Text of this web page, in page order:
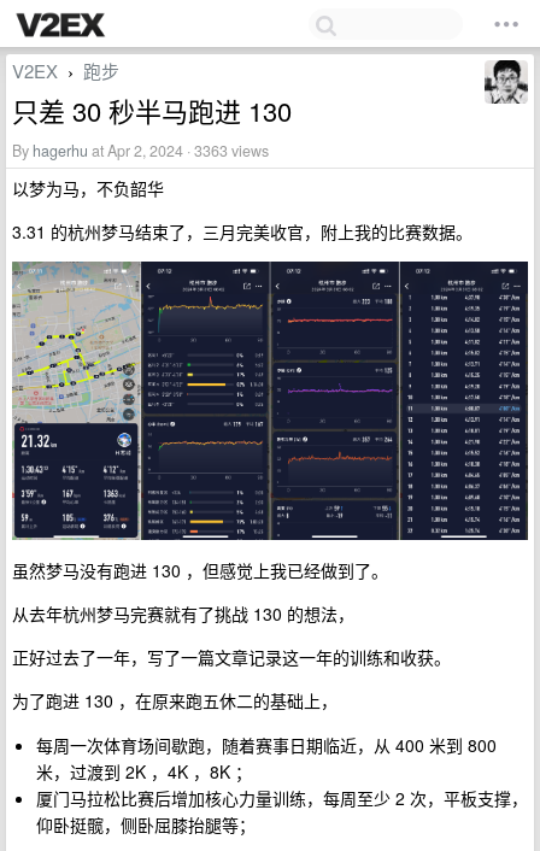
V2EX › 跑步
只差 30 秒半马跑进 130
By hagerhu at Apr 2, 2024 · 3363 views
以梦为马，不负韶华
3.31 的杭州梦马结束了，三月完美收官，附上我的比赛数据。
虽然梦马没有跑进 130 ，但感觉上我已经做到了。
从去年杭州梦马完赛就有了挑战 130 的想法，
正好过去了一年，写了一篇文章记录这一年的训练和收获。
为了跑进 130 ，在原来跑五休二的基础上，
每周一次体育场间歇跑，随着赛事日期临近，从 400 米到 800
米，过渡到 2K ，4K ，8K ；
厦门马拉松比赛后增加核心力量训练，每周至少 2 次，平板支撑，
仰卧挺髋，侧卧屈膝抬腿等；